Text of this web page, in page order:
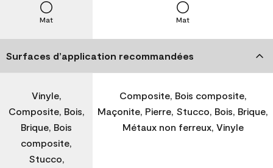
Mat Mat
Surfaces d’application recommandées
Vinyle,
Composite, Bois,
Brique, Bois
composite,
Stucco,
Composite, Bois composite,
Maçonite, Pierre, Stucco, Bois, Brique,
Métaux non ferreux, Vinyle